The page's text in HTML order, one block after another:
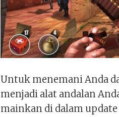
Untuk menemani Anda
menjadi alat andalan
mainkan di dalam